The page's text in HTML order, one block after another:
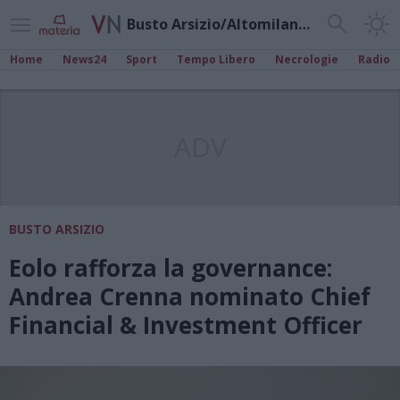
Busto Arsizio/Altomilanese
Home News24 Sport Tempo Libero Necrologie Radio
BUSTO ARSIZIO
Eolo rafforza la governance:
Andrea Crenna nominato Chief
Financial & Investment Officer